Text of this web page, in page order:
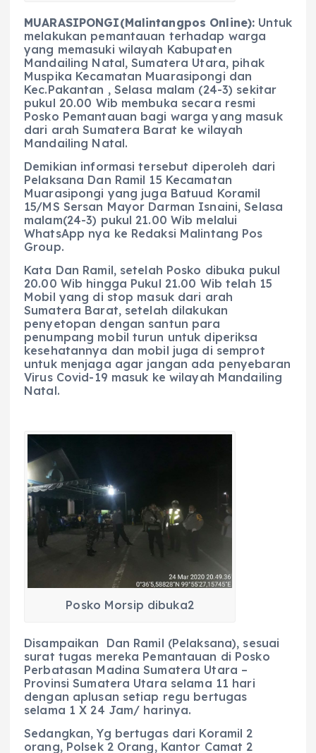
MUARASIPONGI(Malintangpos Online): Untuk
melakukan pemantauan terhadap warga
yang memasuki wilayah Kabupaten
Mandailing Natal, Sumatera Utara, pihak
Muspika Kecamatan Muarasipongi dan
Kec.Pakantan , Selasa malam (24-3) sekitar
pukul 20.00 Wib membuka secara resmi
Posko Pemantauan bagi warga yang masuk
dari arah Sumatera Barat ke wilayah
Mandailing Natal.
Demikian informasi tersebut diperoleh dari
Pelaksana Dan Ramil 15 Kecamatan
Muarasipongi yang juga Batuud Koramil
15/MS Sersan Mayor Darman Isnaini, Selasa
malam(24-3) pukul 21.00 Wib melalui
WhatsApp nya ke Redaksi Malintang Pos
Group.
Kata Dan Ramil, setelah Posko dibuka pukul
20.00 Wib hingga Pukul 21.00 Wib telah 15
Mobil yang di stop masuk dari arah
Sumatera Barat, setelah dilakukan
penyetopan dengan santun para
penumpang mobil turun untuk diperiksa
kesehatannya dan mobil juga di semprot
untuk menjaga agar jangan ada penyebaran
Virus Covid-19 masuk ke wilayah Mandailing
Natal.
Posko Morsip dibuka2
Disampaikan Dan Ramil (Pelaksana), sesuai
surat tugas mereka Pemantauan di Posko
Perbatasan Madina Sumatera Utara –
Provinsi Sumatera Utara selama 11 hari
dengan aplusan setiap regu bertugas
selama 1 X 24 Jam/ harinya.
Sedangkan, Yg bertugas dari Koramil 2
orang, Polsek 2 Orang, Kantor Camat 2